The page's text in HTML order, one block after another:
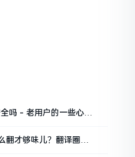
吗 - 老用户的一些心里
翻才够味儿？翻译圈老